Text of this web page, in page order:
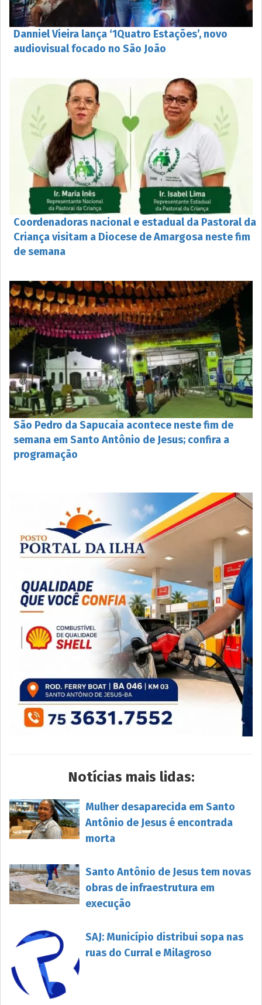
Danniel Vieira lança ‘1Quatro Estações’, novo
audiovisual focado no São João
Coordenadoras nacional e estadual da Pastoral da
Criança visitam a Diocese de Amargosa neste fim
de semana
São Pedro da Sapucaia acontece neste fim de
semana em Santo Antônio de Jesus; confira a
programação
Notícias mais lidas:
Mulher desaparecida em Santo
Antônio de Jesus é encontrada
morta
Santo Antônio de Jesus tem novas
obras de infraestrutura em
execução
SAJ: Município distribui sopa nas
ruas do Curral e Milagroso